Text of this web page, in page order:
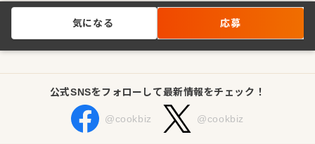
気になる 応募
公式SNSをフォローして最新情報をチェック！
@cookbiz @cookbiz